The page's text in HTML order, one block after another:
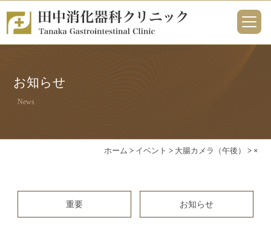
お知らせ
News
ホーム > イベント > 大腸カメラ（午後） > ×
重要 お知らせ